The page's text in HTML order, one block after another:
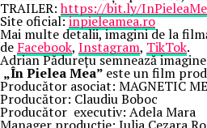
TRAILER:https://bit.ly/
Site oficial:inpieleamea.ro
Mai multe detalii, imagini de la
de Facebook, Instagram, TikTok.
Adrian Pădurețu semnează
„În Pielea Mea” este un film
Producător asociat: MAGNETIC
Producător: Claudiu Boboc
Producător executiv: Adela Mara